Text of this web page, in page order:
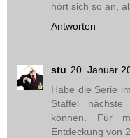
hört sich so an,
Antworten
stu 20. Januar
Habe die Serie
Staffel nächste
können. Für
Entdeckung von